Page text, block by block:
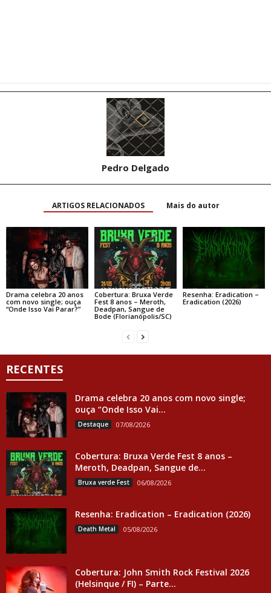
Pedro Delgado
ARTIGOS RELACIONADOS Mais do autor
Drama celebra 20 anos
com novo single; ouça
“Onde Isso Vai Parar?”
Cobertura: Bruxa Verde
Fest 8 anos – Meroth,
Deadpan, Sangue de
Bode (Florianópolis/SC)
Resenha: Eradication –
Eradication (2026)
RECENTES
Drama celebra 20 anos com novo single;
ouça “Onde Isso Vai...
Destaque 07/08/2026
Cobertura: Bruxa Verde Fest 8 anos –
Meroth, Deadpan, Sangue de...
Bruxa verde Fest 06/08/2026
Resenha: Eradication – Eradication (2026)
Death Metal 05/08/2026
Cobertura: John Smith Rock Festival 2026
(Helsinque / FI) – Parte...